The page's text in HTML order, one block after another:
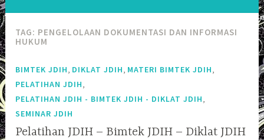
TAG: PENGELOLAAN DOKUMENTASI DAN INFORMASI
HUKUM
BIMTEK JDIH DIKLAT JDIH MATERI BIMTEK JDIH
PELATIHAN JDIH
PELATIHAN JDIH - BIMTEK JDIH - DIKLAT JDIH
SEMINAR JDIH
Pelatihan JDIH – Bimtek JDIH – Diklat JDIH